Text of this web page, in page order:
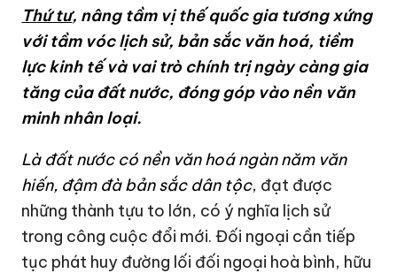
Thứ tư, nâng tầm vị thế quốc gia tương xứng
với tầm vóc lịch sử, bản sắc văn hoá, tiềm
lực kinh tế và vai trò chính trị ngày càng gia
tăng của đất nước, đóng góp vào nền văn
minh nhân loại.
Là đất nước có nền văn hoángàn năm văn
hiến, đậm đà bản sắc dân tộc, đạt được
những thành tựu to lớn, có ý nghĩa lịch sử
trong công cuộc đổi mới. Đối ngoại cần tiếp
tục phát huy đường lối đối ngoại hoà bình, hữu